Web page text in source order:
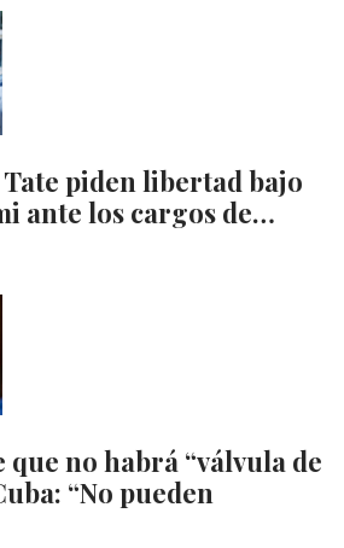
piden libertad bajo
ante los cargos de…
no habrá “válvula de
“No pueden